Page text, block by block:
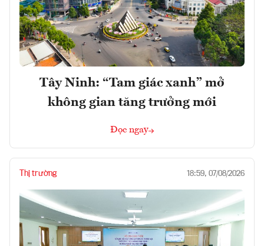
Tây Ninh: “Tam giác xanh” mở
không gian tăng trưởng mới
Đọc ngay
Thị trường 18:59, 07/08/2026